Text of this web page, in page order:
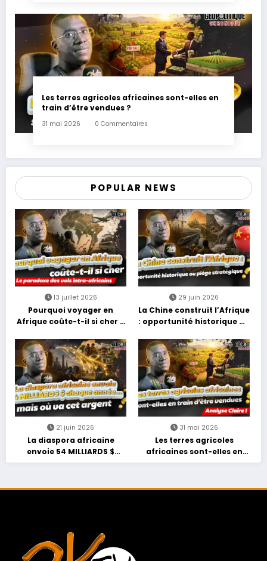
Les terres agricoles africaines sont-elles en
train d’être vendues ?
31 mai 2026 0 Commentaires
POPULAR NEWS
13 juillet 2026
Pourquoi voyager en
Afrique coûte-t-il si cher ?
africains
29 juin 2026
La Chine construit l’Afrique
: opportunité historique ou
21 juin 2026
La diaspora africaine
envoie 54 MILLIARDS $
chaque année… mais où va
31 mai 2026
Les terres agricoles
africaines sont-elles en
train d’être vendues ?